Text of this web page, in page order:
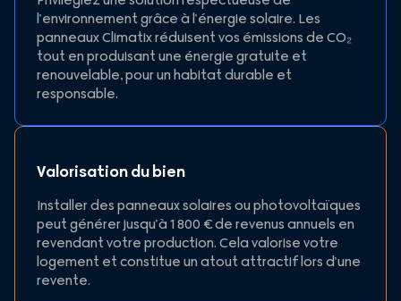
l’environnement grâce à l’énergie solaire. Les
panneaux Climatix réduisent vos émissions de CO₂
tout en produisant une énergie gratuite et
renouvelable, pour un habitat durable et
responsable.
Valorisation du bien
Installer des panneaux solaires ou photovoltaïques
peut générer jusqu’à 1 800 € de revenus annuels en
revendant votre production. Cela valorise votre
logement et constitue un atout attractif lors d’une
revente.